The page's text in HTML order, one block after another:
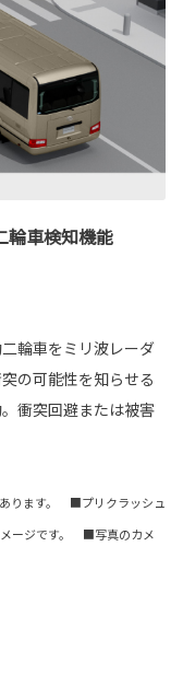
輪車検知機能
輪車をミリ波レーダ
の可能性を知らせる
衝突回避または被害
ります。 ■プリクラッシュ
ージです。 ■写真のカメ